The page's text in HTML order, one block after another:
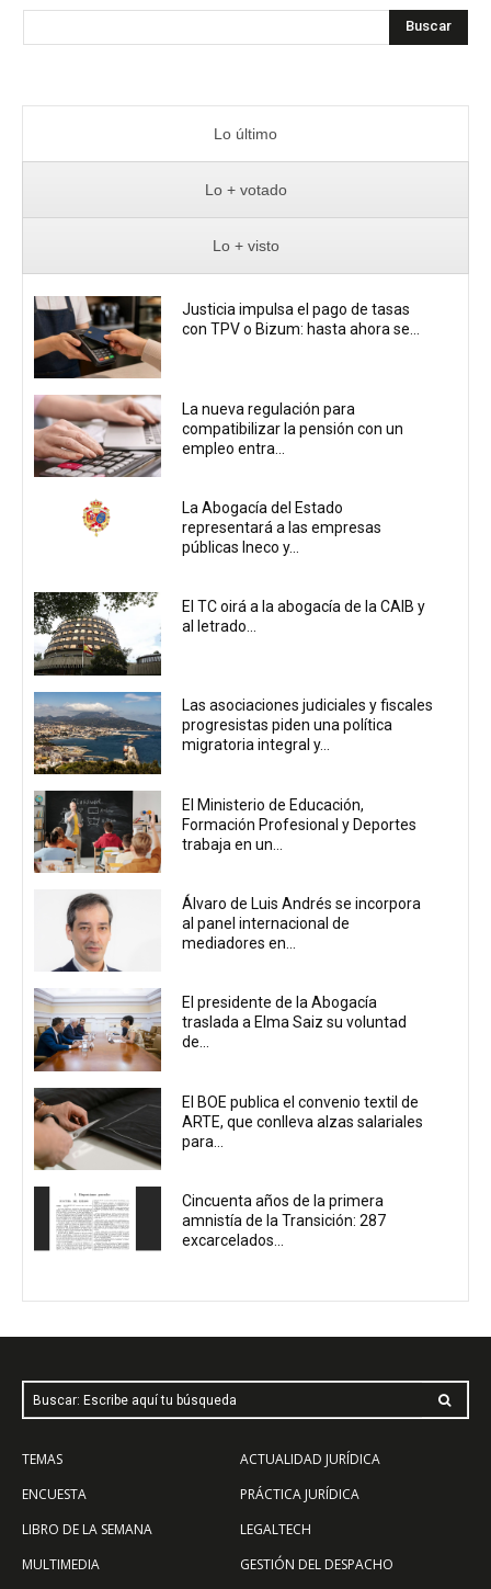
Buscar
Lo último
Lo + votado
Lo + visto
Justicia impulsa el pago de tasas
con TPV o Bizum: hasta ahora se...
La nueva regulación para
compatibilizar la pensión con un
empleo entra...
La Abogacía del Estado
representará a las empresas
públicas Ineco y...
El TC oirá a la abogacía de la CAIB y
al letrado...
Las asociaciones judiciales y fiscales
progresistas piden una política
migratoria integral y...
El Ministerio de Educación,
Formación Profesional y Deportes
trabaja en un...
Álvaro de Luis Andrés se incorpora
al panel internacional de
mediadores en...
El presidente de la Abogacía
traslada a Elma Saiz su voluntad
de...
El BOE publica el convenio textil de
ARTE, que conlleva alzas salariales
para...
Cincuenta años de la primera
amnistía de la Transición: 287
excarcelados...
Buscar: Escribe aquí tu búsqueda
TEMAS
ENCUESTA
LIBRO DE LA SEMANA
MULTIMEDIA
ACTUALIDAD JURÍDICA
PRÁCTICA JURÍDICA
LEGALTECH
GESTIÓN DEL DESPACHO